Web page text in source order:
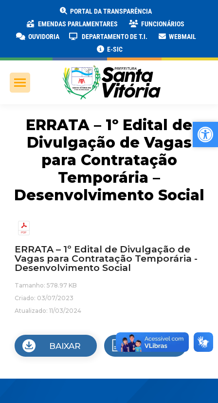
PORTAL DA TRANSPARÊNCIA
EMENDAS PARLAMENTARES
FUNCIONÁRIOS
OUVIDORIA
DEPARTAMENTO DE T.I.
WEBMAIL
E-SIC
ERRATA – 1º Edital de
Divulgação de Vagas
para Contratação
Temporária –
Desenvolvimento Social
ERRATA – 1º Edital de Divulgação de
Vagas para Contratação Temporária -
Desenvolvimento Social
Tamanho: 578.97 KB
Criado: 03/07/2023
Atualizado: 11/03/2024
BAIXAR VISUALIZAR